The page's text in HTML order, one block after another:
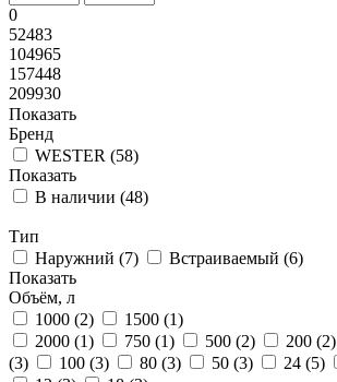
0
52483
104965
157448
209930
Показать
Бренд
WESTER (58)
Показать
В наличии (48)
Тип
Наружний (7) Встраиваемый (6)
Показать
Объём, л
1000 (2) 1500 (1)
2000 (1) 750 (1) 500 (2) 200 (2)
(3) 100 (3) 80 (3) 50 (3) 24 (5)